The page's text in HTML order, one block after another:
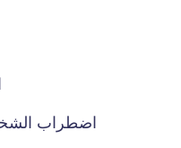
اضطراب